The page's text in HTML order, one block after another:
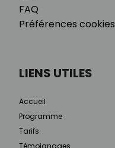
FAQ
Préférences cookies
LIENS UTILES
Accueil
Programme
Tarifs
Témoignages